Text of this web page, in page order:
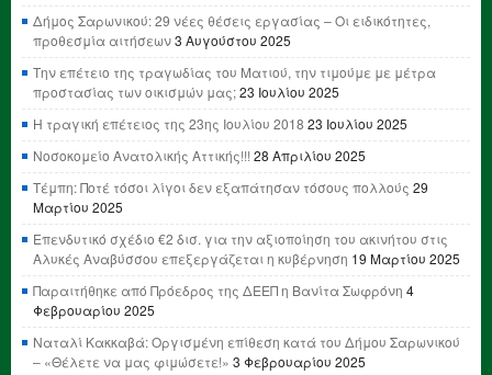
Δήμος Σαρωνικού: 29 νέες θέσεις εργασίας – Οι ειδικότητες,
προθεσμία αιτήσεων3 Αυγούστου 2025
Την επέτειο της τραγωδίας του Ματιού, την τιμούμε με μέτρα
προστασίας των οικισμών μας;23 Ιουλίου 2025
Η τραγική επέτειος της 23ης Ιουλίου 2018 23 Ιουλίου 2025
Νοσοκομείο Ανατολικής Αττικής!!! 28 Απριλίου 2025
Τέμπη: Ποτέ τόσοι λίγοι δεν εξαπάτησαν τόσους πολλούς 29
Μαρτίου 2025
Επενδυτικό σχέδιο €2 δισ. για την αξιοποίηση του ακινήτου στις
Αλυκές Αναβύσσου επεξεργάζεται η κυβέρνηση 19 Μαρτίου 2025
Παραιτήθηκε από Πρόεδρος της ΔΕΕΠ η Βανίτα Σωφρόνη 4
Φεβρουαρίου 2025
Ναταλί Κακκαβά: Οργισμένη επίθεση κατά του Δήμου Σαρωνικού
– «Θέλετε να μας φιμώσετε!» 3 Φεβρουαρίου 2025